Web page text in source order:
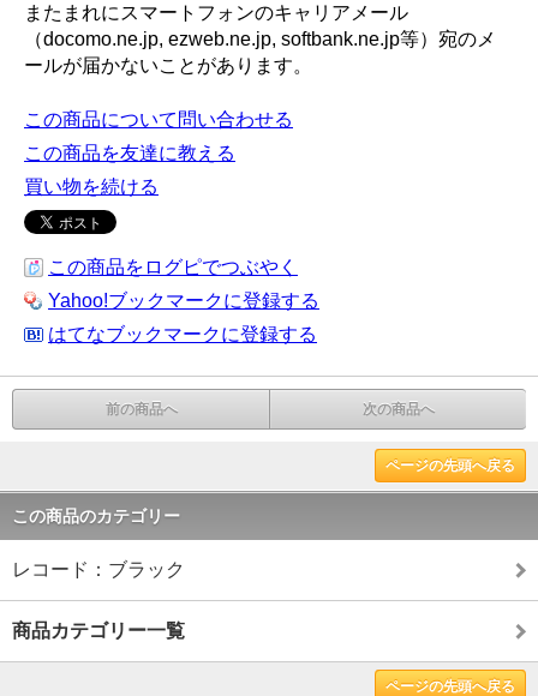
またまれにスマートフォンのキャリアメール
（docomo.ne.jp, ezweb.ne.jp, softbank.ne.jp等）宛のメ
ールが届かないことがあります。
この商品について問い合わせる
この商品を友達に教える
買い物を続ける
この商品をログピでつぶやく
Yahoo!ブックマークに登録する
はてなブックマークに登録する
前の商品へ 次の商品へ
ページの先頭へ戻る
この商品のカテゴリー
レコード：ブラック
商品カテゴリー一覧
ページの先頭へ戻る